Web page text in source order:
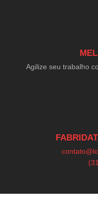
Agilize seu trabalho